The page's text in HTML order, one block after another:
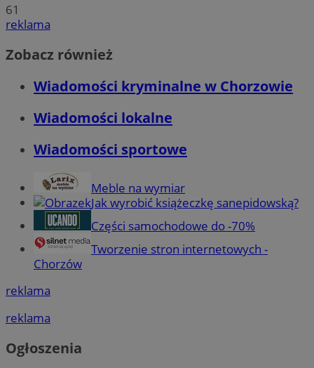
61
reklama
Zobacz również
Wiadomości kryminalne w Chorzowie
Wiadomości lokalne
Wiadomości sportowe
Meble na wymiar
Jak wyrobić książeczkę sanepidowską?
Części samochodowe do -70%
Tworzenie stron internetowych -
Chorzów
reklama
reklama
Ogłoszenia